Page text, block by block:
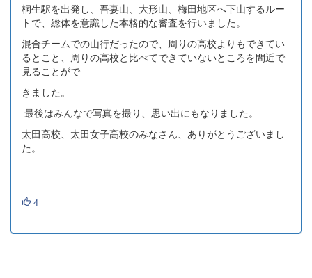
桐生駅を出発し、吾妻山、大形山、梅田地区へ下山するルー
トで、総体を意識した本格的な審査を行いました。
混合チームでの山行だったので、周りの高校よりもできてい
るとこと、周りの高校と比べてできていないところを間近で
見ることがで
きました。
最後はみんなで写真を撮り、思い出にもなりました。
太田高校、太田女子高校のみなさん、ありがとうございまし
た。
4